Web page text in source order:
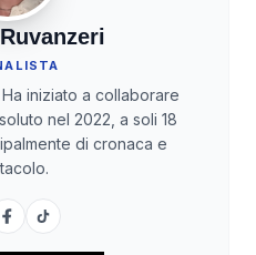
iniziato a collaborare
nel 2022, a soli 18
di cronaca e